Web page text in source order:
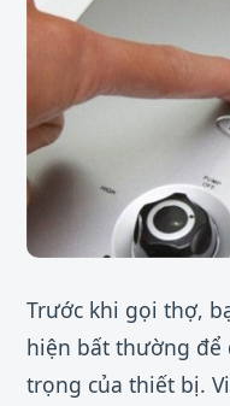
Trước khi gọi thợ,
hiện bất thường để
trọng của thiết bị.